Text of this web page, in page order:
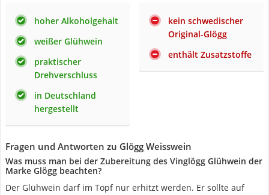
hoher Alkoholgehalt
weißer Glühwein
praktischer
Drehverschluss
in Deutschland
hergestellt
kein schwedischer
Original-Glögg
enthält Zusatzstoffe
Fragen und Antworten zu Glögg Weisswein
Was muss man bei der Zubereitung des Vinglögg Glühwein der
Marke Glögg beachten?
Der Glühwein darf im Topf nur erhitzt werden. Er sollte auf